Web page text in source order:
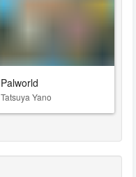
Palworld
Tatsuya Yano